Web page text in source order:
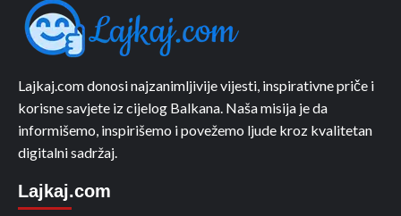
Lajkaj.com donosi najzanimljivije vijesti, inspirativne priče i
korisne savjete iz cijelog Balkana. Naša misija je da
informišemo, inspirišemo i povežemo ljude kroz kvalitetan
digitalni sadržaj.
Lajkaj.com